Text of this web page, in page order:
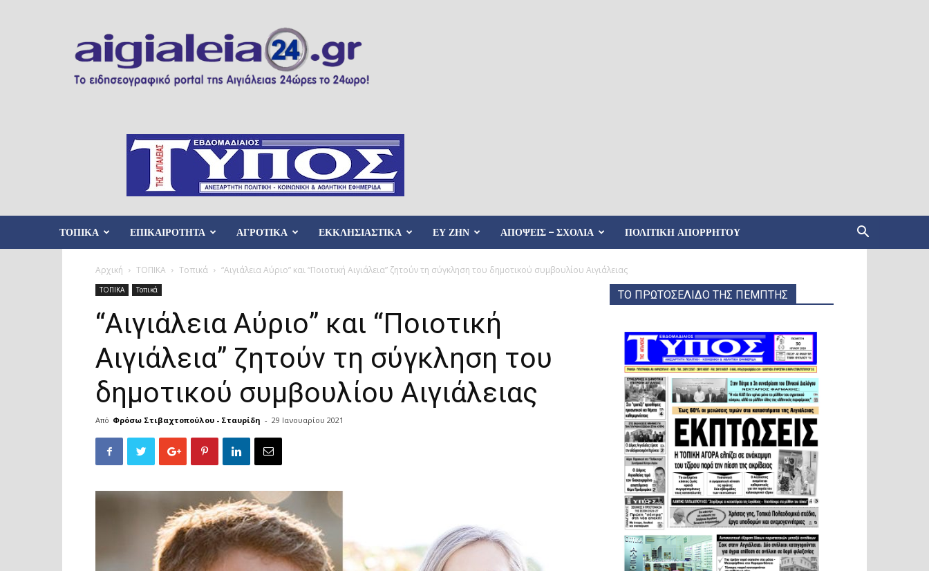
ΤΟΠΙΚΑ ΕΠΙΚΑΙΡΟΤΗΤΑ ΑΓΡΟΤΙΚΑ ΕΚΚΛΗΣΙΑΣΤΙΚΑ ΕΥ ΖΗΝ ΑΠΟΨΕΙΣ – ΣΧΟΛΙΑ ΠΟΛΙΤΙΚΉ ΑΠΟΡΡΉΤΟΥ
Αρχική ΤΟΠΙΚΑ Τοπικά “Αιγιάλεια Αύριο” και “Ποιοτική Αιγιάλεια” ζητούν τη σύγκληση του δημοτικού συμβουλίου Αιγιάλειας
ΤΟΠΙΚΑ Τοπικά
“Αιγιάλεια Αύριο” και “Ποιοτική
Αιγιάλεια” ζητούν τη σύγκληση του
δημοτικού συμβουλίου Αιγιάλειας
Από Φρόσω Στιβαχτοπούλου - Σταυρίδη - 29 Ιανουαρίου 2021
ΤΟ ΠΡΩΤΟΣΕΛΙΔΟ ΤΗΣ ΠΕΜΠΤΗΣ